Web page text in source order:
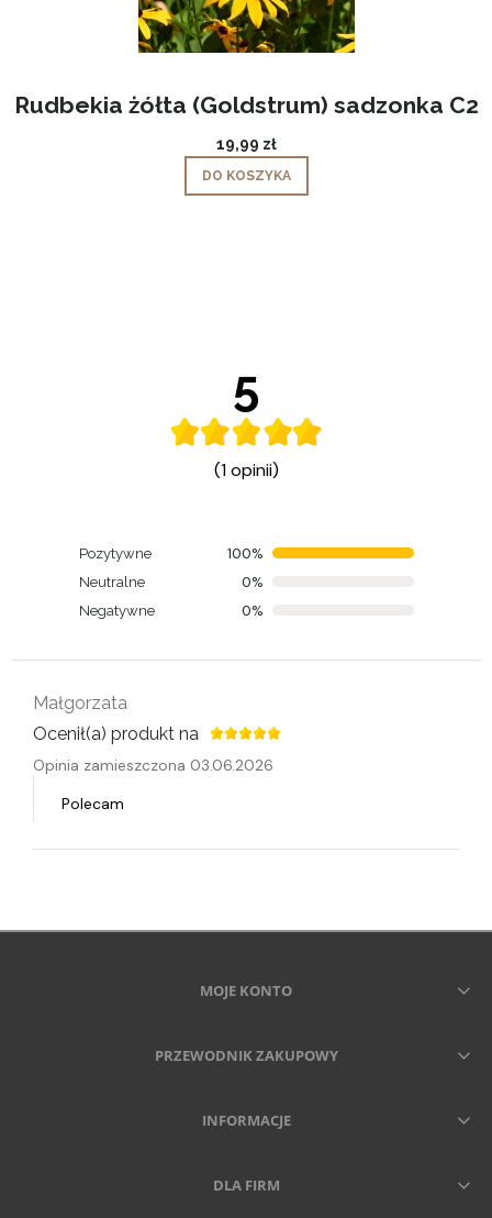
Rudbekia żółta (Goldstrum) sadzonka C2
19,99 zł
DO KOSZYKA
5
(1 opinii)
Pozytywne 100%
Neutralne 0%
Negatywne 0%
Małgorzata
Ocenił(a) produkt na
Opinia zamieszczona 03.06.2026
Polecam
MOJE KONTO
PRZEWODNIK ZAKUPOWY
INFORMACJE
DLA FIRM